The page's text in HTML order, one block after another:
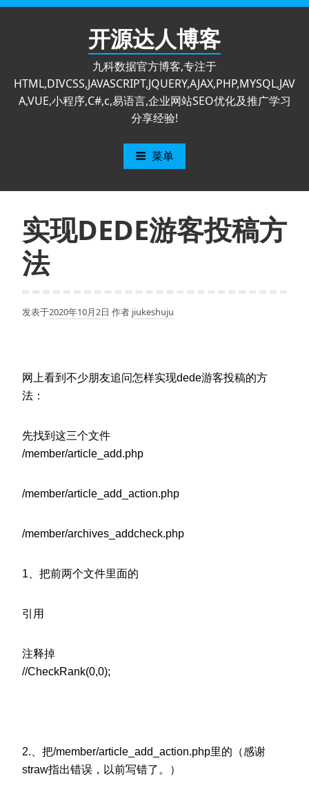
跳
开源达人博客
九科数据官方博客,专注于
HTML,DIVCSS,JAVASCRIPT,JQUERY,AJAX,PHP,MYSQL,JAV
A,VUE,小程序,C#,c,易语言,企业网站SEO优化及推广学习
分享经验!
菜单
实现DEDE游客投稿方
法
发表于2020年10月2日 作者 jiukeshuju
网上看到不少朋友追问怎样实现dede游客投稿的方
法：
先找到这三个文件
/member/article_add.php
/member/article_add_action.php
/member/archives_addcheck.php
1、把前两个文件里面的
引用
注释掉
//CheckRank(0,0);
2.、把/member/article_add_action.php里的（感谢
straw指出错误，以前写错了。）